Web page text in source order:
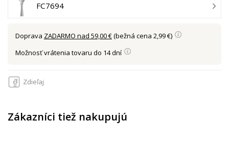
FC7694
Doprava ZADARMO nad 59,00 €(bežná cena 2,99 €)
Možnosť vrátenia tovaru do 14 dní
Zdieľaj
Zákazníci tiež nakupujú